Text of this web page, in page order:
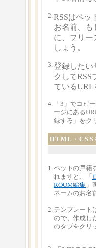
2.RSSはペッ
お名前、も
に、フリー
しょう。
3.登録したい
クして
ているURL
4.
「3」でコピ
ージにある
録する」をク
HTML・CSS
1.ペットの戸籍
れますと、「
ROOM編集 」
ネームのお名
2. テンプレート
ので、作成し
のタブをクリ